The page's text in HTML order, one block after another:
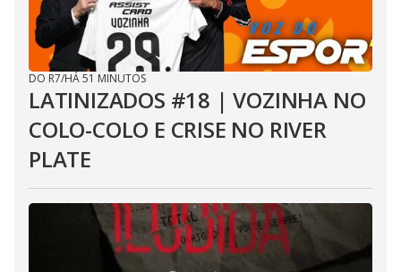
DO R7/HÁ 51 MINUTOS
LATINIZADOS #18 | VOZINHA NO
COLO-COLO E CRISE NO RIVER
PLATE